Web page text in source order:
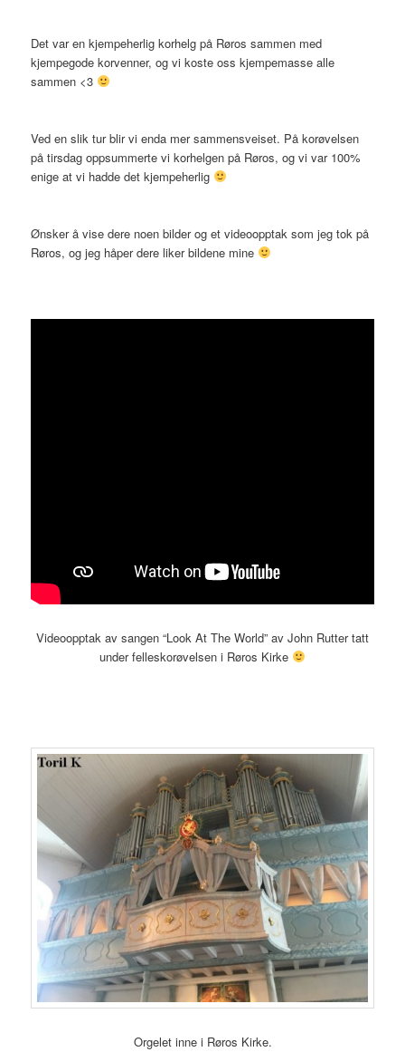
Det var en kjempeherlig korhelg på Røros sammen med
kjempegode korvenner, og vi koste oss kjempemasse alle
sammen <3
Ved en slik tur blir vi enda mer sammensveiset. På korøvelsen
på tirsdag oppsummerte vi korhelgen på Røros, og vi var 100%
enige at vi hadde det kjempeherlig
Ønsker å vise dere noen bilder og et videoopptak som jeg tok på
Røros, og jeg håper dere liker bildene mine
Videoopptak av sangen “Look At The World” av John Rutter tatt
under felleskorøvelsen i Røros Kirke
Orgelet inne i Røros Kirke.